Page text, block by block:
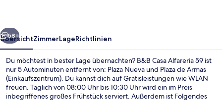
Weiter
58+
ÜbersichtZimmerLageRichtlinien
Du möchtest in bester Lage übernachten? B&B Casa Alfareria 59 ist
nur 5 Autominuten entfernt von: Plaza Nueva und Plaza de Armas
(Einkaufszentrum). Du kannst dich auf Gratisleistungen wie WLAN
freuen. Täglich von 08:00 Uhr bis 10:30 Uhr wird ein im Preis
inbegriffenes großes Frühstück serviert. Außerdem ist Folgendes